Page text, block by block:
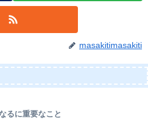
masakitimasakiti
るに重要なこと